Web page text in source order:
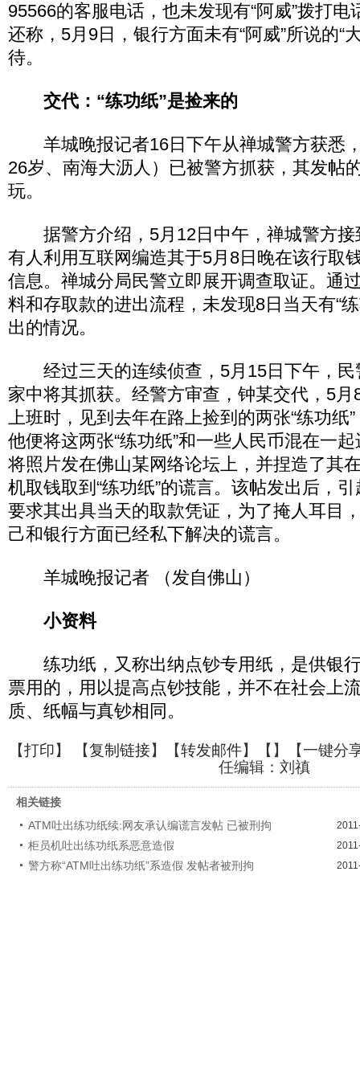
95566的客服电话，也未发现有“阿威”拨打
还称，5月9日，银行方面未有“阿威”所说的“
待。
交代：“练功纸”是捡来的
羊城晚报记者16日下午从禅城警方获悉
26岁、南海大沥人）已被警方抓获，其发帖
玩。
据警方介绍，5月12日中午，禅城警方接
有人利用互联网编造其于5月8日晚在该行取
信息。禅城分局民警立即展开调查取证。通
料和存取款的进出流程，未发现8日当天有“
出的情况。
经过三天的连续侦查，5月15日下午，民
家中将其抓获。经警方审查，钟某交代，5
上班时，见到去年在路上捡到的两张“练功纸
他便将这两张“练功纸”和一些人民币混在一
将照片发在佛山某网络论坛上，并捏造了其
机取钱取到“练功纸”的谎言。该帖发出后，
要求其出具当天的取款凭证，为了掩人耳目
己和银行方面已经私下解决的谎言。
羊城晚报记者 （发自佛山）
小资料
练功纸，又称出纳点钞专用纸，是供银
票用的，用以提高点钞技能，并不在社会上
质、纸幅与真钞相同。
【打印】 【复制链接】【转发邮件】【 】
【一键分
任编辑：刘禛
相关链接
ATM吐出练功纸续:网友承认编谎言发帖 已被刑拘
柜员机吐出练功纸系恶意造假
警方称“ATM吐出练功纸”系造假 发帖者被刑拘